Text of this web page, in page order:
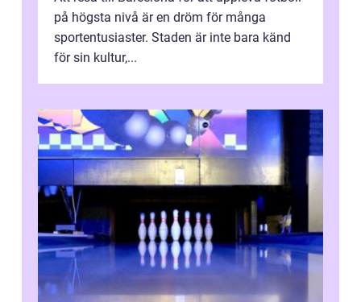
på högsta nivå är en dröm för många
sportentusiaster. Staden är inte bara känd
för sin kultur,...